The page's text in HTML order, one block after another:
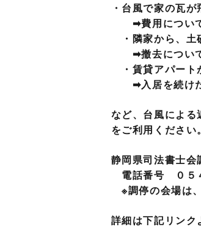
・台風で家の瓦
➡費用につい
・隣家から、土
➡撤去につい
・賃貸アパート
➡入居を続けた
など、台風によ
をご利用ください。
静岡県司法書士会
電話番号 ０５
※調停の会場は
詳細は下記リンク